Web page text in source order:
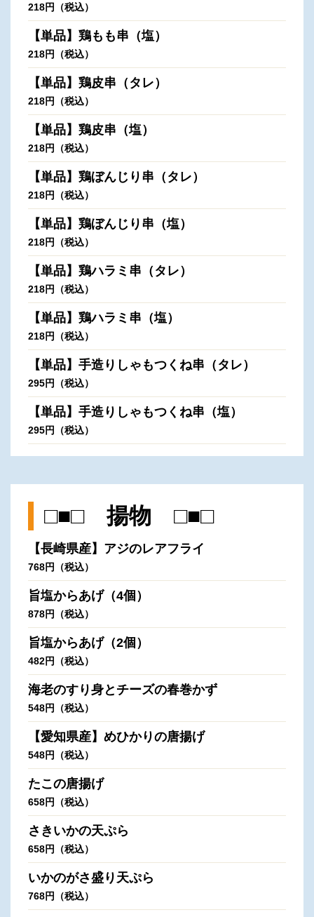
218円（税込）
【単品】鶏もも串（塩）
218円（税込）
【単品】鶏皮串（タレ）
218円（税込）
【単品】鶏皮串（塩）
218円（税込）
【単品】鶏ぼんじり串（タレ）
218円（税込）
【単品】鶏ぼんじり串（塩）
218円（税込）
【単品】鶏ハラミ串（タレ）
218円（税込）
【単品】鶏ハラミ串（塩）
218円（税込）
【単品】手造りしゃもつくね串（タレ）
295円（税込）
【単品】手造りしゃもつくね串（塩）
295円（税込）
□■□ 揚物 □■□
【長崎県産】アジのレアフライ
768円（税込）
旨塩からあげ（4個）
878円（税込）
旨塩からあげ（2個）
482円（税込）
海老のすり身とチーズの春巻かず
548円（税込）
【愛知県産】めひかりの唐揚げ
548円（税込）
たこの唐揚げ
658円（税込）
さきいかの天ぷら
658円（税込）
いかのがさ盛り天ぷら
768円（税込）